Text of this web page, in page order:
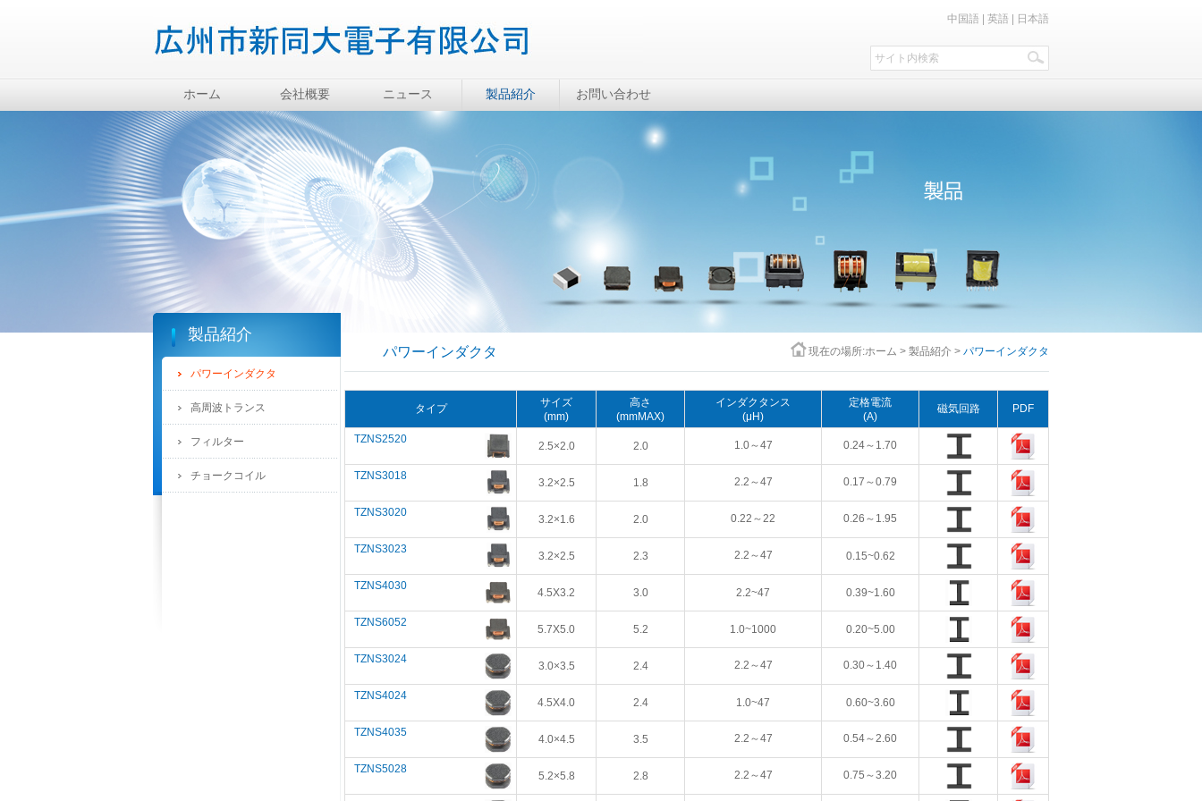
中国語 英語 日本語
ホーム 会社概要 ニュース 製品紹介 お問い合わせ
製品紹介
パワーインダクタ
高周波トランス
フィルター
チョークコイル
現在の場所:ホーム > 製品紹介 > パワーインダクタ
パワーインダクタ
タイプ
サイズ
(mm)
高さ
(mmMAX)
インダクタンス
(μH)
定格電流
(A)
磁気回路 PDF
TZNS2520
2.5×2.0 2.0 1.0～47 0.24～1.70
TZNS3018
3.2×2.5 1.8 2.2～47 0.17～0.79
TZNS3020
3.2×1.6 2.0 0.22～22 0.26～1.95
TZNS3023
3.2×2.5 2.3 2.2～47 0.15~0.62
TZNS4030
4.5X3.2 3.0 2.2~47 0.39~1.60
TZNS6052
5.7X5.0 5.2 1.0~1000 0.20~5.00
TZNS3024
3.0×3.5 2.4 2.2～47 0.30～1.40
TZNS4024
4.5X4.0 2.4 1.0~47 0.60~3.60
TZNS4035
4.0×4.5 3.5 2.2～47 0.54～2.60
TZNS5028
5.2×5.8 2.8 2.2～47 0.75～3.20